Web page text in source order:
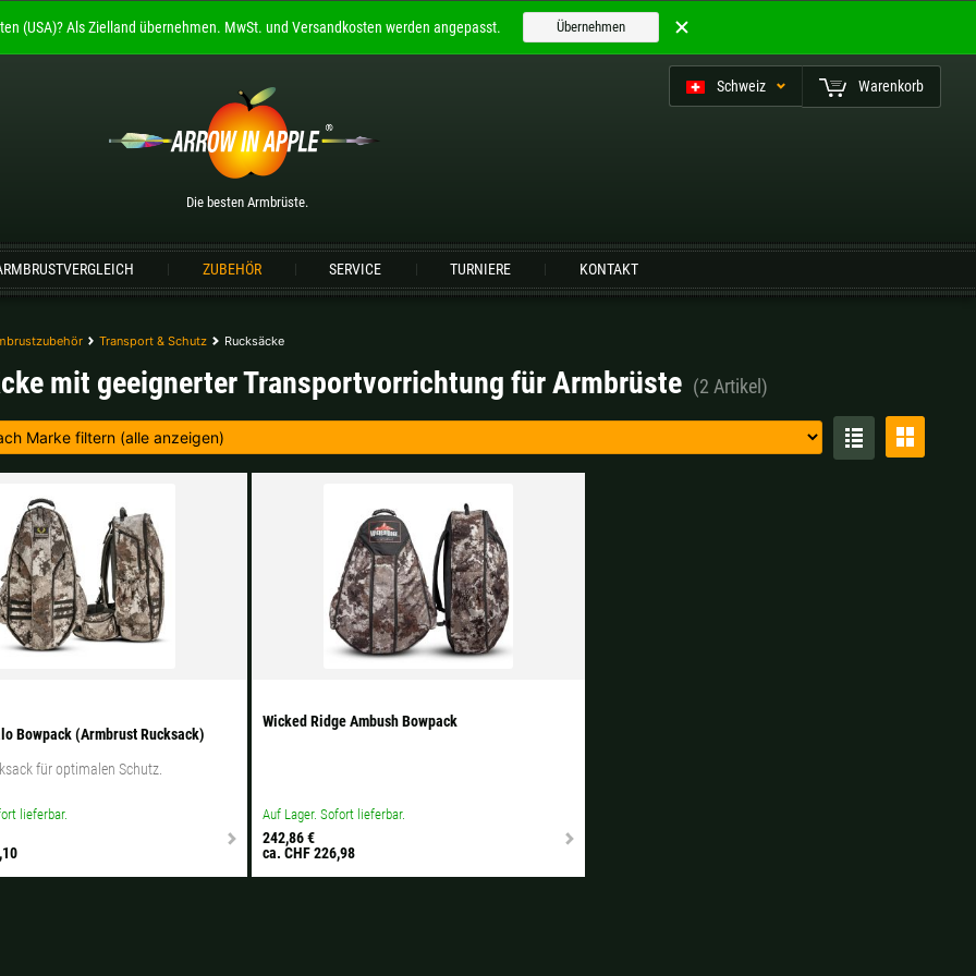
Schweiz Warenkorb
Die besten Armbrüste.
ZUBEHÖR SERVICE TURNIERE KONTAKT
Transport & Schutz Rucksäcke
mit geeignerter Transportvorrichtung für Armbrüste (2 Artikel)
Bowpack (Armbrust Rucksack)
für optimalen Schutz.
lieferbar.
Wicked Ridge Ambush Bowpack
Auf Lager. Sofort lieferbar.
242,86 €
ca. CHF 226,98
Willkommen beiARROW IN APPLE
Die besten Armbrüste.
Bitte wählen Sie Ihre Sprache aus:
Deutsch (DE)
Bitte wählen Sie Ihre Versandregion:
Deutschland |€
Lettland |€ Litauen |€ Niederlande | € Österreich |
Schweiz |Fr. Spanien |
Versandregionen:
sein, keine Sorge - wählen Sie einfach "Schweiz" aus. Und erfragen die Versandkosten bei der Bestellung.
(USA)?Als Zielland übernehmen. MwSt. und Versandkosten werden angepasst. Übernehmen